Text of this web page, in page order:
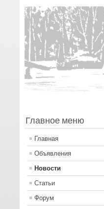
Главное меню
Главная
Объявления
Новости
Статьи
Форум